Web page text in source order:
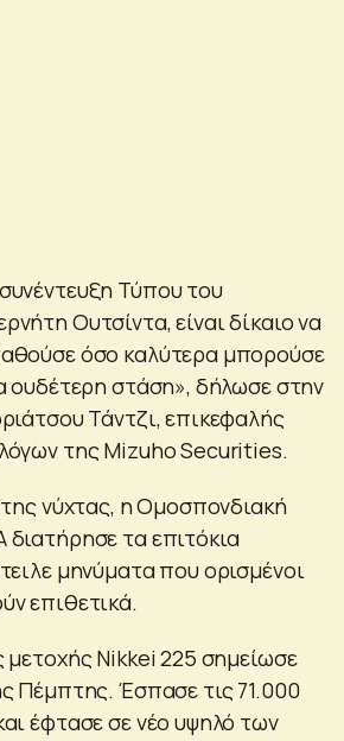
Τύπου του
Ουτσίντα, είναι δίκαιο να
όσο καλύτερα μπορούσε
ουδέτερη στάση», δήλωσε στην
Τάντζι, επικεφαλής
της Mizuho Securities.
νύχτας, η Ομοσπονδιακή
τα επιτόκια
μηνύματα που ορισμένοι
επιθετικά.
Nikkei 225 σημείωσε
Πέμπτης. Έσπασε τις 71.000
έφτασε σε νέο υψηλό των